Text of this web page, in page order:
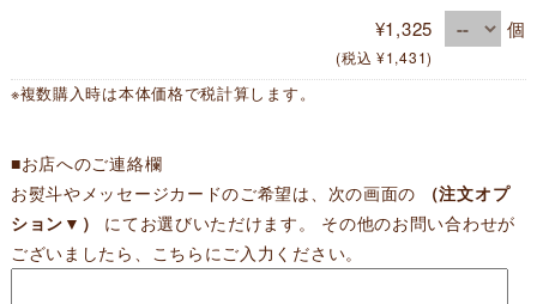
¥1,325
(税込 ¥1,431)
個
※複数購入時は本体価格で税計算します。
■お店へのご連絡欄
お熨斗やメッセージカードのご希望は、次の画面の
（注文オプ
ション▼）
にてお選びいただけます。 その他のお問い合わせが
ございましたら、こちらにご入力ください。